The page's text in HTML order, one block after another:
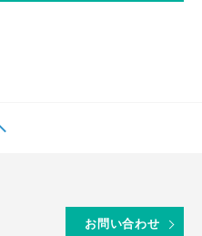
お問い合わせ